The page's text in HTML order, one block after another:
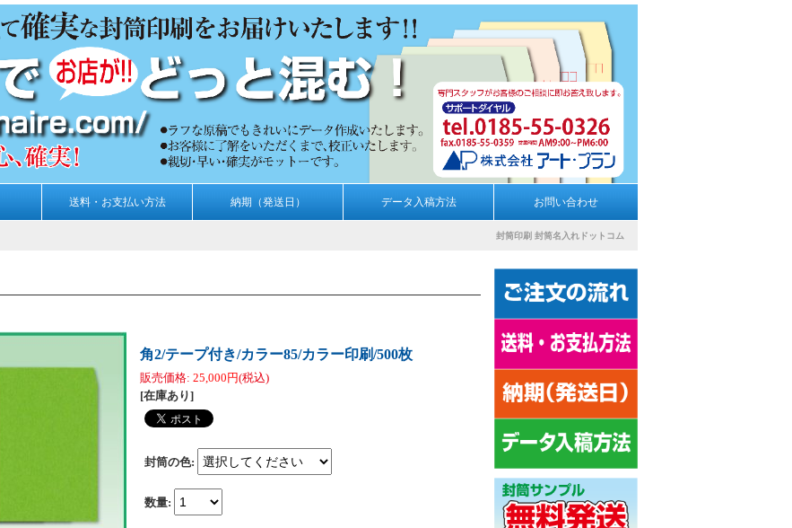
送料・お支払い方法 納期（発送日） データ入稿方法 お問い合わせ
封筒印刷 封筒名入れドットコム
角2/テープ付き/カラー85/カラー印刷/500枚
販売価格: 25,000円(税込)
[在庫あり]
封筒の色:
数量: